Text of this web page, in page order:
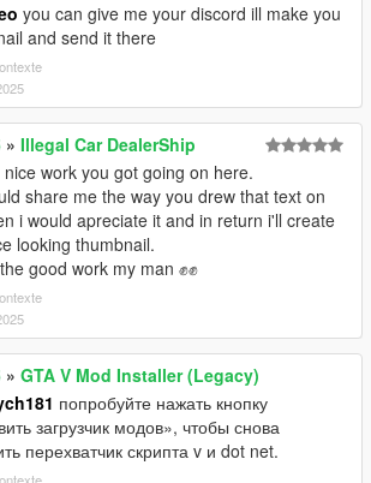
you can give me your discord ill make you
and send it there
» Illegal Car DealerShip
nice work you got going on here.
share me the way you drew that text on
i would apreciate it and in return i'll create
looking thumbnail.
good work my man ✊✊
» GTA V Mod Installer (Legacy)
попробуйте нажать кнопку
загрузчик модов», чтобы снова
перехватчик скрипта v и dot net.